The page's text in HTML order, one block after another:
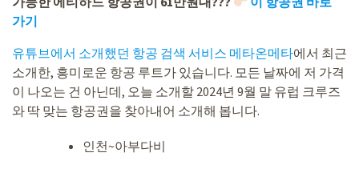
가기
유튜브에서 소개했던 항공 검색 서비스 메타온메타에서 최근
소개한, 흥미로운 항공 루트가 있습니다. 모든 날짜에 저 가격
이 나오는 건 아닌데, 오늘 소개할 2024년 9월 말 유럽 크루즈
와 딱 맞는 항공권을 찾아내어 소개해 봅니다.
인천~아부다비